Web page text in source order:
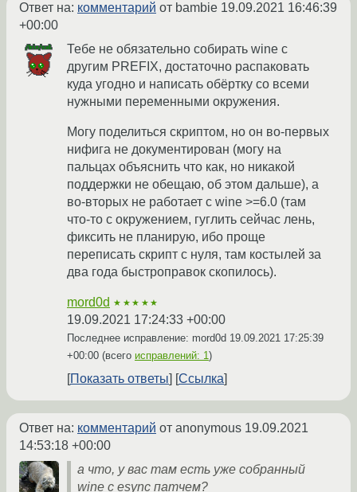
Ответ на: комментарий от bambie 19.09.2021 16:46:39
+00:00
Тебе не обязательно собирать wine с
другим PREFIX, достаточно распаковать
куда угодно и написать обёртку со всеми
нужными переменными окружения.
Могу поделиться скриптом, но он во-первых
нифига не документирован (могу на
пальцах объяснить что как, но никакой
поддержки не обещаю, об этом дальше), а
во-вторых не работает с wine >=6.0 (там
что-то с окружением, гуглить сейчас лень,
фиксить не планирую, ибо проще
переписать скрипт с нуля, там костылей за
два года быстроправок скопилось).
mord0d ★★★★★
19.09.2021 17:24:33 +00:00
Последнее исправление: mord0d 19.09.2021 17:25:39
+00:00 (всего исправлений: 1)
Показать ответы Ссылка
Ответ на: комментарий от anonymous 19.09.2021
14:53:18 +00:00
а что, у вас там есть уже собранный
wine с esync патчем?